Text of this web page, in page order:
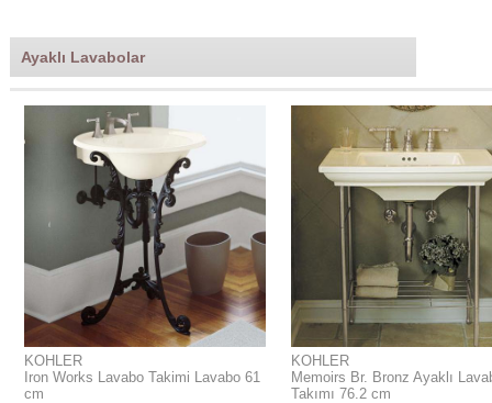
Ayaklı Lavabolar
KOHLER
Iron Works Lavabo Takimi Lavabo 61
cm
KOHLER
Memoirs Br. Bronz Ayaklı
Takımı 76.2 cm